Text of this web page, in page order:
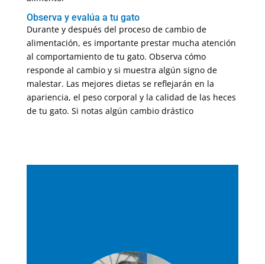
Observa y evalúa a tu gato
Durante y después del proceso de cambio de
alimentación, es importante prestar mucha atención
al comportamiento de tu gato. Observa cómo
responde al cambio y si muestra algún signo de
malestar. Las mejores dietas se reflejarán en la
apariencia, el peso corporal y la calidad de las heces
de tu gato. Si notas algún cambio drástico